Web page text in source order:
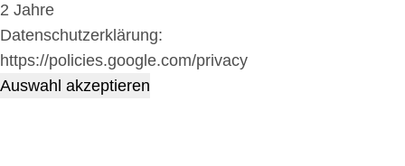
2 Jahre
Datenschutzerklärung:
https://policies.google.com/privacy
Auswahl akzeptieren